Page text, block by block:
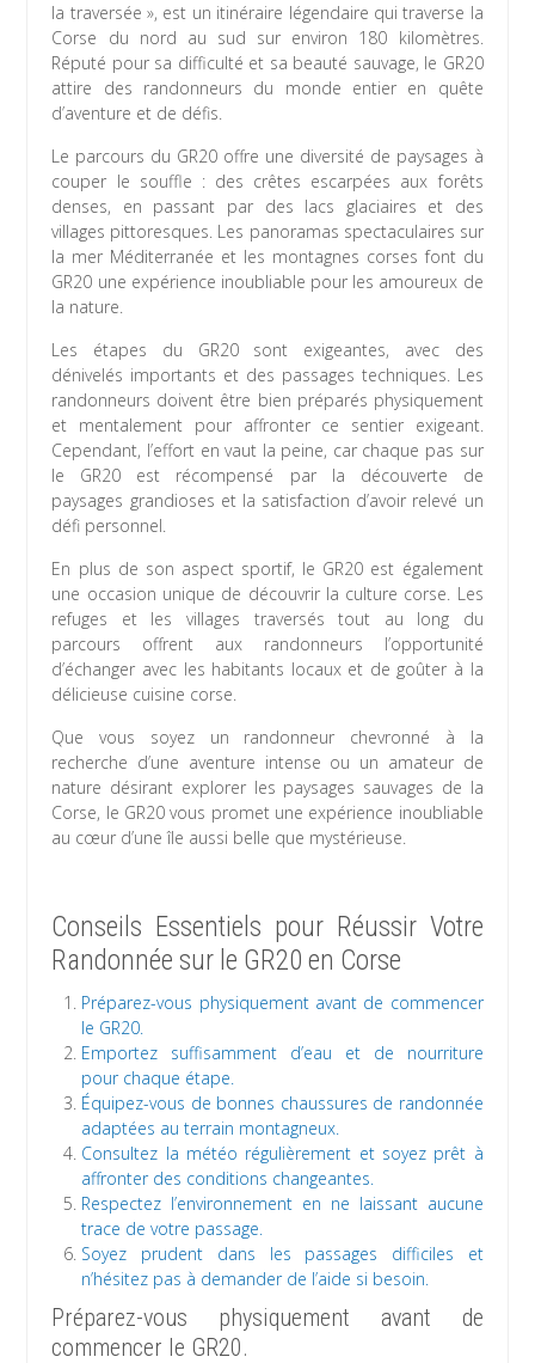
la traversée », est un itinéraire légendaire qui traverse la
Corse du nord au sud sur environ 180 kilomètres.
Réputé pour sa difficulté et sa beauté sauvage, le GR20
attire des randonneurs du monde entier en quête
d’aventure et de défis.
Le parcours du GR20 offre une diversité de paysages à
couper le souffle : des crêtes escarpées aux forêts
denses, en passant par des lacs glaciaires et des
villages pittoresques. Les panoramas spectaculaires sur
la mer Méditerranée et les montagnes corses font du
GR20 une expérience inoubliable pour les amoureux de
la nature.
Les étapes du GR20 sont exigeantes, avec des
dénivelés importants et des passages techniques. Les
randonneurs doivent être bien préparés physiquement
et mentalement pour affronter ce sentier exigeant.
Cependant, l’effort en vaut la peine, car chaque pas sur
le GR20 est récompensé par la découverte de
paysages grandioses et la satisfaction d’avoir relevé un
défi personnel.
En plus de son aspect sportif, le GR20 est également
une occasion unique de découvrir la culture corse. Les
refuges et les villages traversés tout au long du
parcours offrent aux randonneurs l’opportunité
d’échanger avec les habitants locaux et de goûter à la
délicieuse cuisine corse.
Que vous soyez un randonneur chevronné à la
recherche d’une aventure intense ou un amateur de
nature désirant explorer les paysages sauvages de la
Corse, le GR20 vous promet une expérience inoubliable
au cœur d’une île aussi belle que mystérieuse.
Conseils Essentiels pour Réussir Votre
Randonnée sur le GR20 en Corse
Préparez-vous physiquement avant de commencer
le GR20.
Emportez suffisamment d’eau et de nourriture
pour chaque étape.
Équipez-vous de bonnes chaussures de randonnée
adaptées au terrain montagneux.
Consultez la météo régulièrement et soyez prêt à
affronter des conditions changeantes.
Respectez l’environnement en ne laissant aucune
trace de votre passage.
Soyez prudent dans les passages difficiles et
n’hésitez pas à demander de l’aide si besoin.
Préparez-vous physiquement avant de
commencer le GR20.